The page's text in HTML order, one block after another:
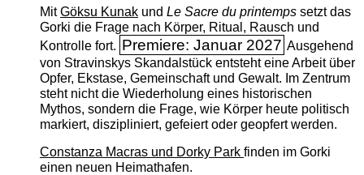
MitGöksu Kunakund Le Sacre du printempssetzt das
Gorki die Frage nach Körper, Ritual, Rausch und
Kontrolle fort. Premiere: Januar 2027 Ausgehend
von Stravinskys Skandalstück entsteht eine Arbeit über
Opfer, Ekstase, Gemeinschaft und Gewalt. Im Zentrum
steht nicht die Wiederholung eines historischen
Mythos, sondern die Frage, wie Körper heute politisch
markiert, diszipliniert, gefeiert oder geopfert werden.
Constanza Macras und Dorky Park finden im Gorki
einen neuen Heimathafen.